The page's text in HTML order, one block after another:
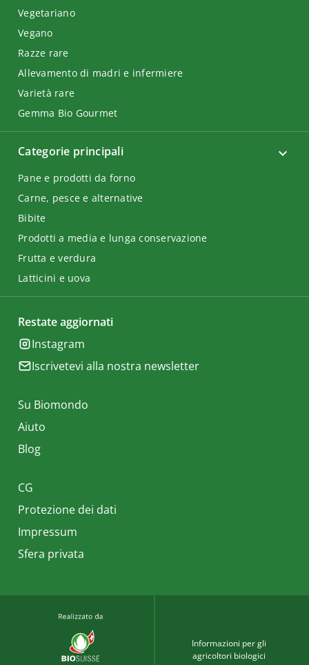
Categorie principali
Pane e prodotti da forno
Carne, pesce e alternative
Bibite
Prodotti a media e lunga conservazione
Frutta e verdura
Latticini e uova
Vegetariano
Vegano
Razze rare
Allevamento di madri e infermiere
Varietà rare
Gemma Bio Gourmet
Restate aggiornati
Instagram
Iscrivetevi alla nostra newsletter
Su Biomondo
Aiuto
Blog
CG
Protezione dei dati
Impressum
Sfera privata
Informazioni per gli
agricoltori biologici